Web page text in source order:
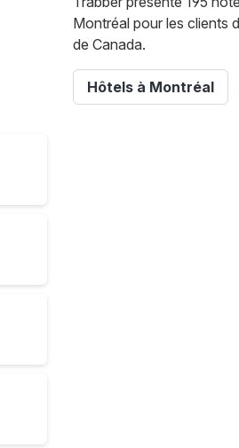
Montréal pour les clients
de Canada.
Hôtels à Montréal